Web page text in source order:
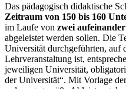
Das pädagogisch didaktische
Zeitraum von 150 bis 160
im Laufe von zwei
abgeleistet werden sollen. Die
Universität durchgeführten, auf
Lehrveranstaltung ist,
jeweiligen Universität,
der Universität“. Mit Vorlage